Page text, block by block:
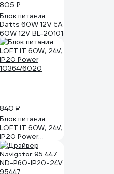
805 ₽
Блок питания
Datts 60W 12V 5А
60W 12V BL-20101
840 ₽
Блок питания
LOFT IT 60W, 24V,
IP20 Power
10364/6020